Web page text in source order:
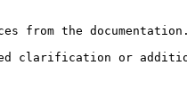
from the documentation.
clarification or